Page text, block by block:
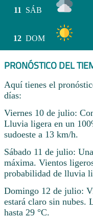
11 SÁB
12 DOM
PRONÓSTICO DEL
Aquí tienes el
días:
Viernes 10 de julio:
Lluvia ligera en un
sudoeste a 13 km/h.
Sábado 11 de julio:
máxima. Vientos
probabilidad de lluvia
Domingo 12 de julio:
estará claro sin nubes.
hasta 29 °C.